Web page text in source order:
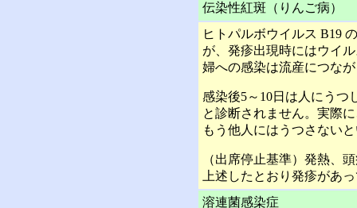
伝染性紅斑（りんご病）
ヒトパルボウイルス B19
が、発疹出現時にはウイ
婦への感染は流産につな
感染後5～10日は人にうつ
と診断されません。実際
もう他人にはうつさない
（出席停止基準）発熱、
上述したとおり発疹があ
溶連菌感染症